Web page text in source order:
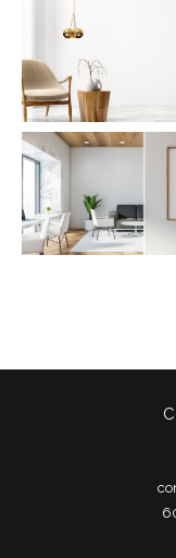
TERRASSE